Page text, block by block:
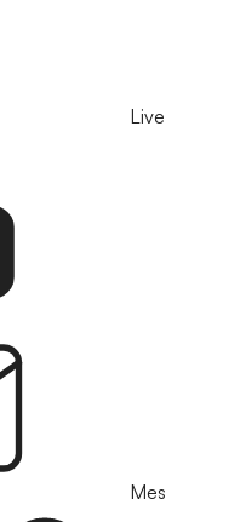
Live
Mes